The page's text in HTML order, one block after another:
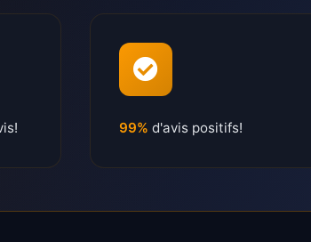
99% d'avis positifs!